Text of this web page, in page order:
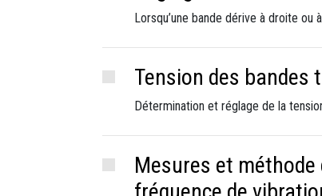
Lorsqu’une bande dérive à droite ou
Tension des bandes
Détermination et réglage de la
Mesures et